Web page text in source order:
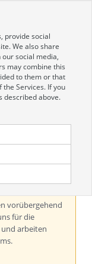
und
können Preise
Gründen nur
vorübergehend
für die
arbeiten
provide social
We also share
social media,
may combine this
to them or that
Services. If you
described above.